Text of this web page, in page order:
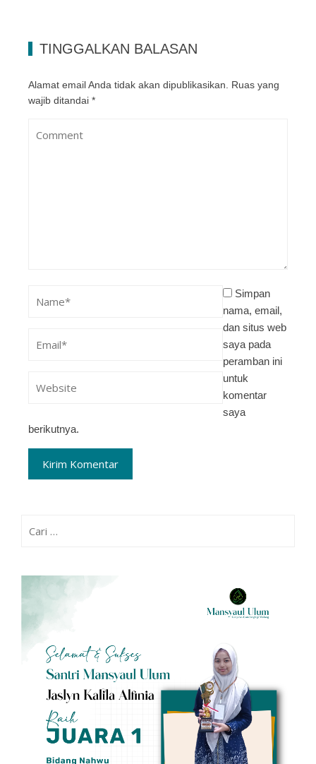
TINGGALKAN BALASAN
Alamat email Anda tidak akan dipublikasikan. Ruas yang
wajib ditandai *
Simpan
nama, email,
dan situs web
saya pada
peramban ini
untuk
komentar
saya
berikutnya.
untuk: